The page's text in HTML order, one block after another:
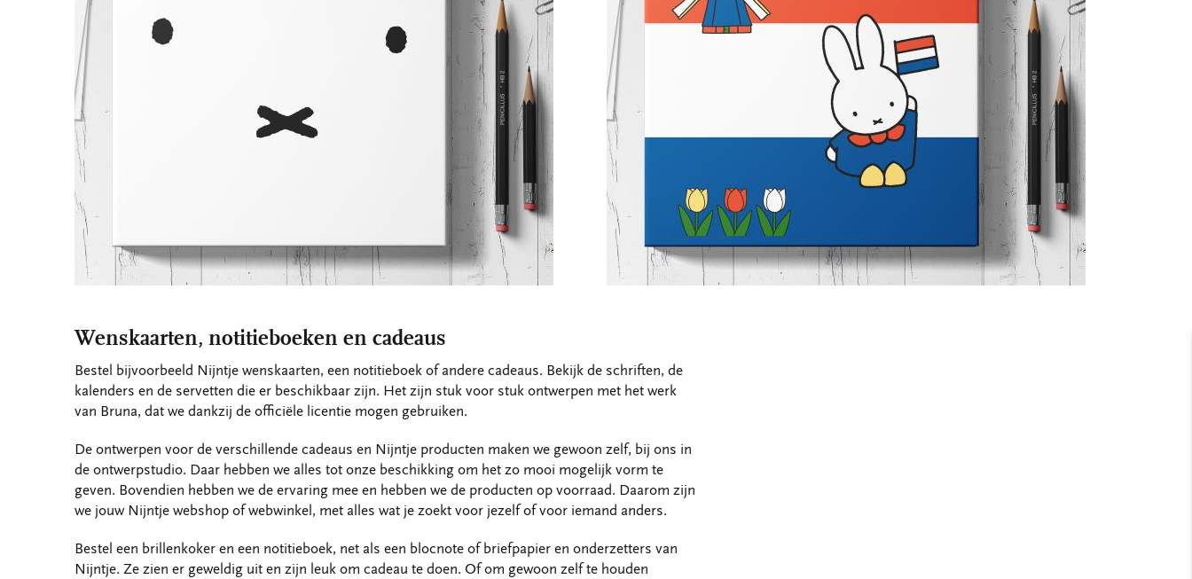
Wenskaarten, notitieboeken en cadeaus
Bestel bijvoorbeeld Nijntje wenskaarten, een notitieboek of andere cadeaus. Bekijk de schriften, de
kalenders en de servetten die er beschikbaar zijn. Het zijn stuk voor stuk ontwerpen met het werk
van Bruna, dat we dankzij de officiële licentie mogen gebruiken.
De ontwerpen voor de verschillende cadeaus en Nijntje producten maken we gewoon zelf, bij ons in
de ontwerpstudio. Daar hebben we alles tot onze beschikking om het zo mooi mogelijk vorm te
geven. Bovendien hebben we de ervaring mee en hebben we de producten op voorraad. Daarom zijn
we jouw Nijntje webshop of webwinkel, met alles wat je zoekt voor jezelf of voor iemand anders.
Bestel een brillenkoker en een notitieboek, net als een blocnote of briefpapier en onderzetters van
Nijntje. Ze zien er geweldig uit en zijn leuk om cadeau te doen. Of om gewoon zelf te houden